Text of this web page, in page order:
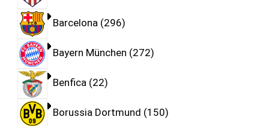
Barcelona 296
Bayern München 272
Benfica 22
Borussia Dortmund 150